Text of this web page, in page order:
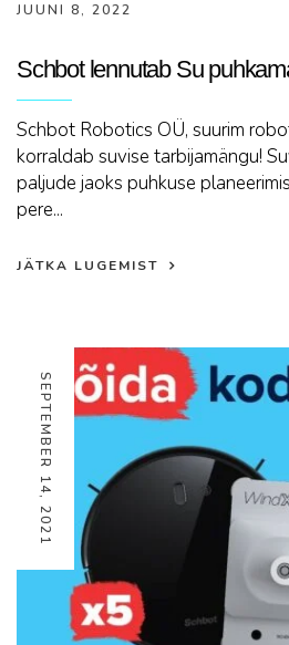
JUUNI 8, 2022
Schbot lennutab Su
Schbot Robotics OÜ, suurim
korraldab suvise tarbijamängu!
paljude jaoks puhkuse
pere...
JÄTKA LUGEMIST
SEPTEMBER 14, 2021